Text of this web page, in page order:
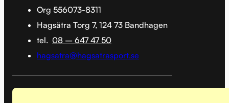
Org 556073-8311
Hagsätra Torg 7, 124 73 Bandhagen
tel. 08 – 647 47 50
hagsatra@hagsatrasport.se